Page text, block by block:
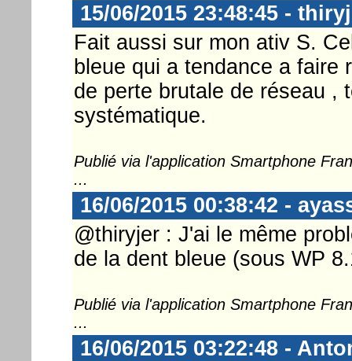
15/06/2015 23:48:45 -
Fait aussi sur mon ativ S.
bleue qui a tendance a faire
de perte brutale de réseau ,
systématique.
Publié via l'application Smartphone
...
16/06/2015 00:38:42 -
@thiryjer : J'ai le même
de la dent bleue (sous WP
Publié via l'application Smartphone
...
16/06/2015 03:22:48 -